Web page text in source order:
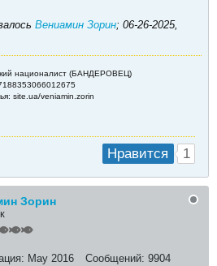
Вениамин Зорин; 06-26-2025,
националист (БАНДЕРОВЕЦ)
site.ua/veniamin.zorin
Нравится 1
Зорин
May 2016 Сообщений: 9904